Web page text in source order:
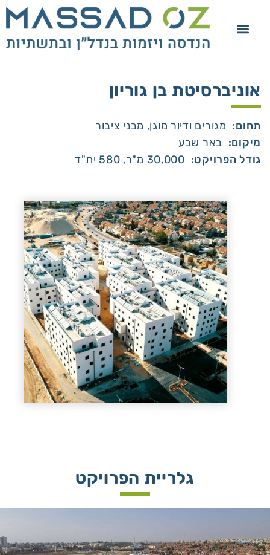
אוניברסיטת בן גוריון
תחום: מגורים ודיור מוגן, מבני ציבור
מיקום: באר שבע
גודל הפרויקט: 30,000 מ"ר, 580 יח"ד
גלריית הפרויקט